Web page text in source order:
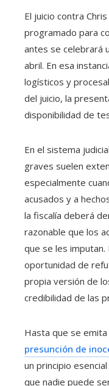
El juicio contra
programado para
antes se celebrará
abril. En esa
logísticos y
del juicio, la
disponibilidad de
En el sistema
graves suelen
especialmente
acusados y a
la fiscalía deberá
razonable que los
que se les
oportunidad de
propia versión de
credibilidad de las
Hasta que se
presunción de
un principio
que nadie puede